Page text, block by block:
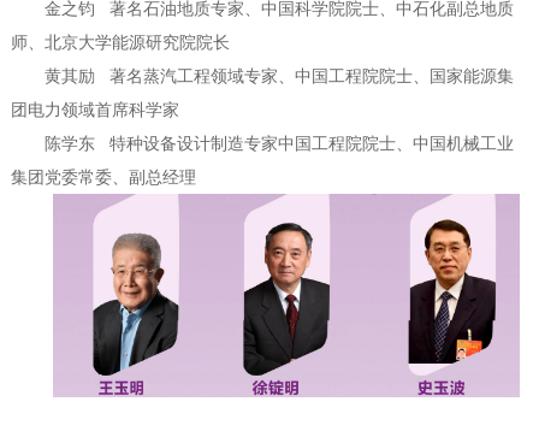
金之钧 著名石油地质专家、中国科学院院士、中石化副总地质
师、北京大学能源研究院院长
黄其励 著名蒸汽工程领域专家、中国工程院院士、国家能源集
团电力领域首席科学家
陈学东 特种设备设计制造专家中国工程院院士、中国机械工业
集团党委常委、副总经理